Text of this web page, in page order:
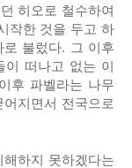
히오로 철수하여
작한 것을 두고 하
불렀다. 그 이후
떠나고 없는 이
후 파벨라는 나무
지면서 전국으로
하지 못하겠다는